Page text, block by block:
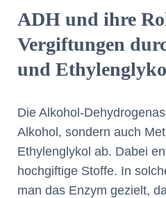
ADH und ihre
Vergiftungen
und
Die Alkohol-
Alkohol, sondern auch
Ethylenglykol ab. Dabei
hochgiftige Stoffe. In
man das Enzym gezielt,